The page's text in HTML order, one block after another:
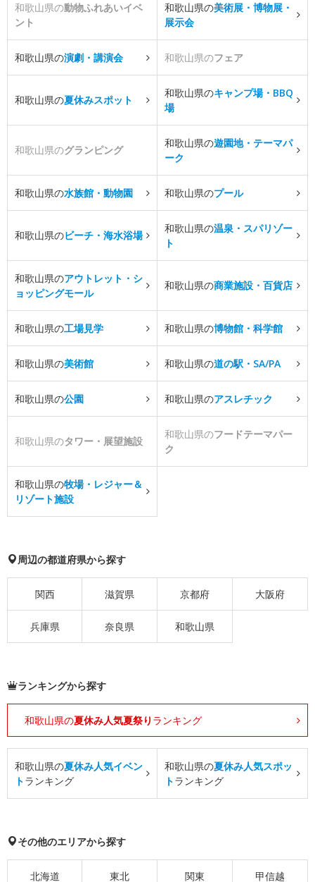
和歌山県の動物ふれあいイベ
ント
和歌山県の美術展・博物展・
展示会
和歌山県の演劇・講演会 和歌山県のフェア
和歌山県の夏休みスポット
和歌山県のキャンプ場・BBQ
場
和歌山県のグランピング
和歌山県の遊園地・テーマパ
ーク
和歌山県の水族館・動物園 和歌山県のプール
和歌山県のビーチ・海水浴場
和歌山県の温泉・スパリゾー
ト
和歌山県のアウトレット・シ
ョッピングモール
和歌山県の商業施設・百貨店
和歌山県の工場見学 和歌山県の博物館・科学館
和歌山県の美術館 和歌山県の道の駅・SA/PA
和歌山県の公園 和歌山県のアスレチック
和歌山県のタワー・展望施設
和歌山県のフードテーマパー
ク
和歌山県の牧場・レジャー＆
リゾート施設
周辺の都道府県から探す
関西 滋賀県 京都府 大阪府
兵庫県 奈良県 和歌山県
ランキングから探す
和歌山県の夏休み人気夏祭り ランキング
和歌山県の夏休み人気イベン
トランキング
和歌山県の夏休み人気スポッ
トランキング
その他のエリアから探す
北海道 東北 関東 甲信越